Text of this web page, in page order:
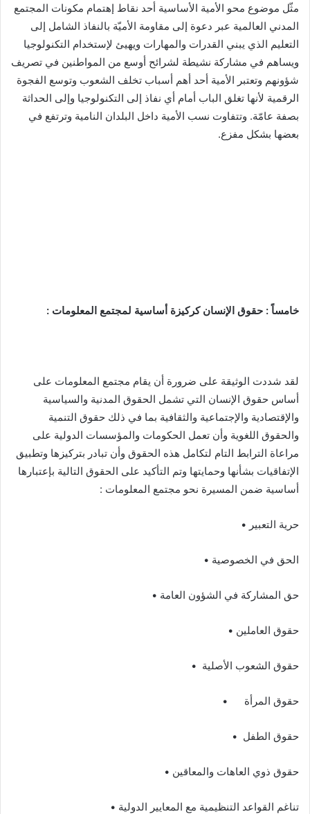
مثّل موضوع محو الأمية الأساسية أحد نقاط إهتمام مكونات المجتمع
المدني العالمية عبر دعوة إلى مقاومة الأميّة بالنفاذ الشامل إلى
التعليم الذي يبني القدرات والمهارات ويهيئ لإستخدام التكنولوجيا
ويساهم في مشاركة نشيطة لشرائح أوسع من المواطنين في تصريف
شؤونهم وتعتبر الأمية أحد أهم أسباب تخلف الشعوب وتوسع الفجوة
الرقمية لأنها تغلق الباب أمام أي نفاذ إلى التكنولوجيا وإلى الحداثة
بصفة عامّة. وتتفاوت نسب الأمية داخل البلدان النامية وترتفع في
بعضها بشكل مفزع.
خامساً : حقوق الإنسان كركيزة أساسية لمجتمع المعلومات :
لقد شددت الوثيقة على ضرورة أن يقام مجتمع المعلومات على
أساس حقوق الإنسان التي تشمل الحقوق المدنية والسياسية
والإقتصادية والإجتماعية والثقافية بما في ذلك حقوق التنمية
والحقوق اللغوية وأن تعمل الحكومات والمؤسسات الدولية على
مراعاة الترابط التام لتكامل هذه الحقوق وأن تبادر بتركيزها وتطبيق
الإتفاقيات بشأنها وحمايتها وتم التأكيد على الحقوق التالية بإعتبارها
أساسية ضمن المسيرة نحو مجتمع المعلومات :
حرية التعبير •
الحق في الخصوصية •
حق المشاركة في الشؤون العامة •
حقوق العاملين •
حقوق الشعوب الأصلية •
حقوق المرأة •
حقوق الطفل •
حقوق ذوي العاهات والمعاقين •
تناغم القواعد التنظيمية مع المعايير الدولية •